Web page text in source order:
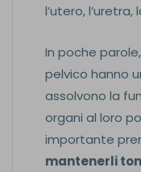
l’utero,
In poche
pelvico hanno
assolvono la
organi al loro
importante
mantenerli